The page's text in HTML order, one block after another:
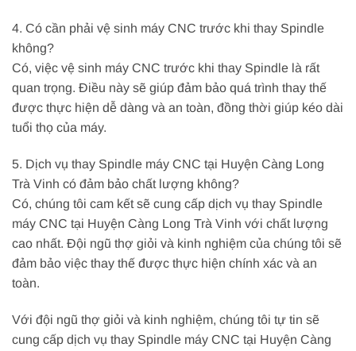
4. Có cần phải vệ sinh máy CNC trước khi thay Spindle
không?
Có, việc vệ sinh máy CNC trước khi thay Spindle là rất
quan trọng. Điều này sẽ giúp đảm bảo quá trình thay thế
được thực hiện dễ dàng và an toàn, đồng thời giúp kéo dài
tuổi thọ của máy.
5. Dịch vụ thay Spindle máy CNC tại Huyện Càng Long
Trà Vinh có đảm bảo chất lượng không?
Có, chúng tôi cam kết sẽ cung cấp dịch vụ thay Spindle
máy CNC tại Huyện Càng Long Trà Vinh với chất lượng
cao nhất. Đội ngũ thợ giỏi và kinh nghiệm của chúng tôi sẽ
đảm bảo việc thay thế được thực hiện chính xác và an
toàn.
Với đội ngũ thợ giỏi và kinh nghiệm, chúng tôi tự tin sẽ
cung cấp dịch vụ thay Spindle máy CNC tại Huyện Càng